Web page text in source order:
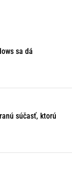
sa dá
súčasť, ktorú